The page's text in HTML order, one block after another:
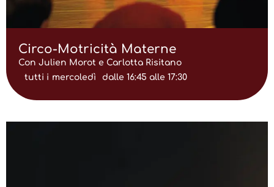
Circo-Motricità Materne
Con Julien Morot e Carlotta Risitano
tutti i mercoledì dalle 16:45 alle 17:30